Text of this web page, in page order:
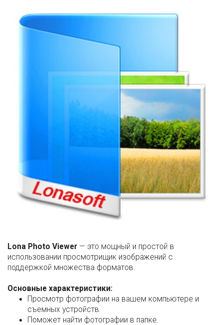
Lona Photo Viewer — это мощный и простой в
использовании просмотрищик изображений с
поддержкой множества форматов.
Основные характеристики:
Просмотр фотографии на вашем компьютере и
съемных устройств.
Поможет найти фотографии в папке.